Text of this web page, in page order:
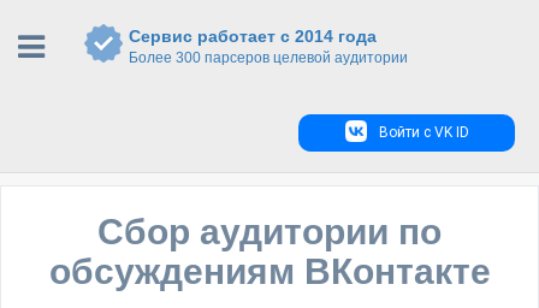
Сервис работает с 2014 года
Более 300 парсеров целевой аудитории
Войти с VK ID
Сбор аудитории по
обсуждениям ВКонтакте